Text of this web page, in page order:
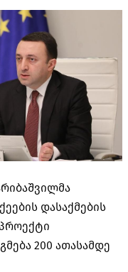
დასაქმების
200 ათასამდე